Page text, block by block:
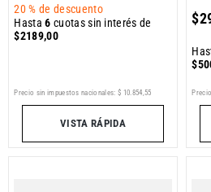
20 % de descuento
Hasta6 cuotas sin interés de
$2189,00
Precio sin impuestos nacionales: $ 10.854,55
VISTA RÁPIDA
$
$